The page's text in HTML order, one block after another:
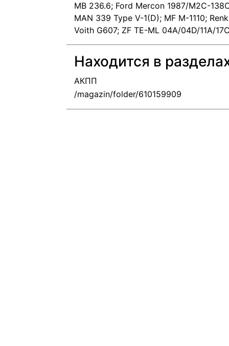
MB 236.6; Ford Mercon 1987/M2C-
MAN 339 Type V-1(D); MF M-1110;
Voith G607; ZF TE-ML 04A/04D/11A/
Находится в
АКПП